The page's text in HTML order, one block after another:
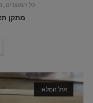
כל המוצרים,
מתקן
אזל המלאי